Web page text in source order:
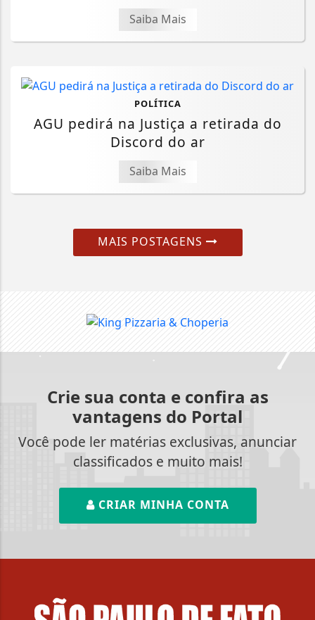
Saiba Mais
POLÍTICA
AGU pedirá na Justiça a retirada do
Discord do ar
Saiba Mais
MAIS POSTAGENS
Crie sua conta e confira as
vantagens do Portal
Você pode ler matérias exclusivas, anunciar
classificados e muito mais!
CRIAR MINHA CONTA